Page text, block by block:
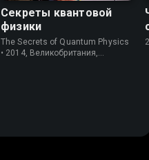
Секреты квантовой
физики
The Secrets of Quantum Physics
• 2014, Великобритания,